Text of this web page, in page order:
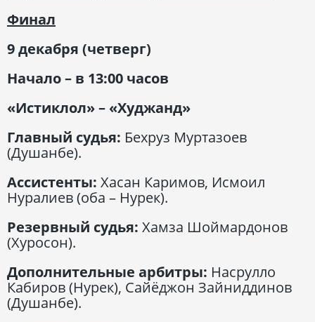
Финал
9 декабря (четверг)
Начало – в 13:00 часов
«Истиклол» – «Худжанд»
Главный судья: Бехруз Муртазоев
(Душанбе).
Ассистенты: Хасан Каримов, Исмоил
Нуралиев (оба – Нурек).
Резервный судья: Хамза Шоймардонов
(Хуросон).
Дополнительные арбитры: Насрулло
Кабиров (Нурек), Сайёджон Зайниддинов
(Душанбе).